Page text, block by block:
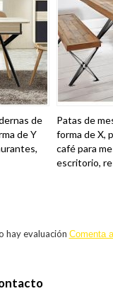
de
de Y
Patas de
forma de X,
café para
escritorio,
hay evaluación Comenta